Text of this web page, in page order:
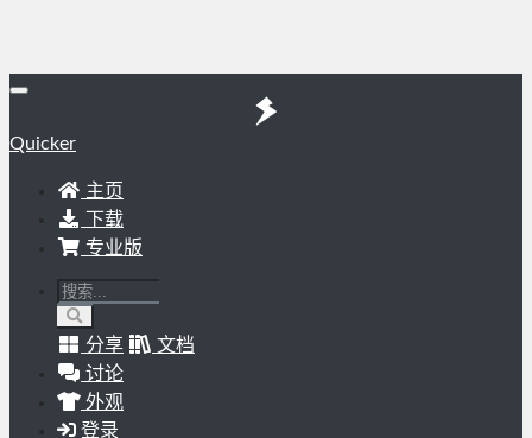
Quicker
主页
下载
专业版
分享
文档
讨论
外观
登录